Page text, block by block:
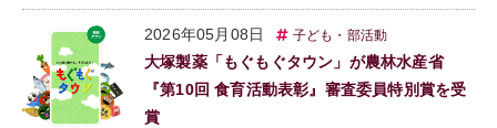
2026年05月08日 子ども・部活動
大塚製薬「もぐもぐタウン」が農林水産省
『第10回 食育活動表彰』審査委員特別賞を受
賞